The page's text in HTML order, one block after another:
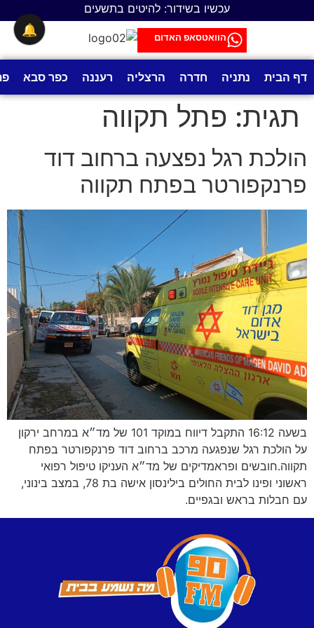
עכשיו בשידור: להיטים בתשעים
הוואטסאפ האדום
דף הבית נתניה חדרה הרצליה רעננה כפר סבא
תגית: פתל תקווה
הולכת רגל נפצעה ברחוב דוד
פרנקפורטר בפתח תקווה
בשעה 16:12 התקבל דיווח במוקד 101 של מד״א במרחב ירקון
על הולכת רגל שנפגעה מרכב ברחוב דוד פרנקפורטר בפתח
תקווה.חובשים ופראמדיקים של מד״א העניקו טיפול רפואי
ראשוני ופינו לבית החולים בילינסון אישה בת 78, במצב בינוני,
עם חבלות בראש ובגפיים.
🔔